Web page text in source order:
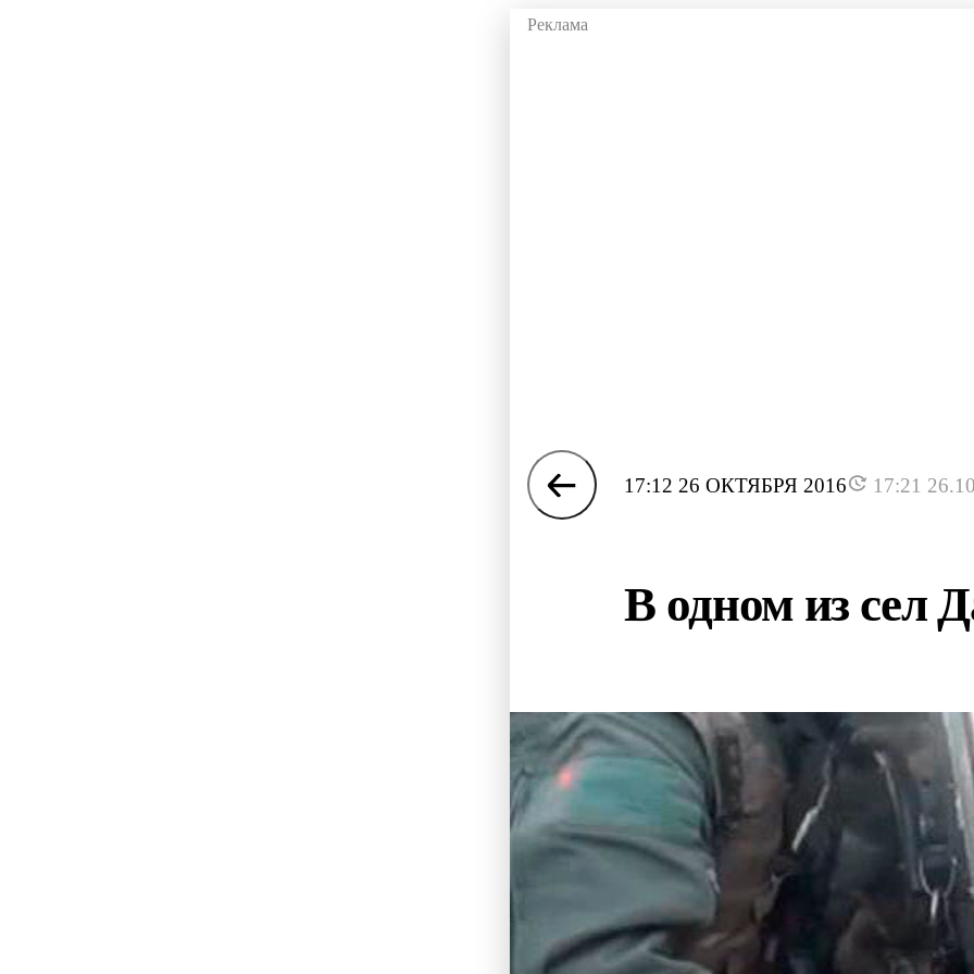
17:12 26 ОКТЯБРЯ 2016 17:21
В одном из сел